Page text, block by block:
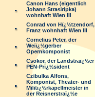
Canon Hans (eigentlich
Johann Strasiripka)
wohnhaft Wien III
Conrad von Hï¿½tzendorf,
Franz wohnhaft Wien III
Cornelius Peter, der
Weiï¿½gerber
Opernkomponist
Csokor, der Landstraï¿½er
PEN-Prï¿½sident
Czibulka Alfons,
Komponist, Theater- und
Militï¿½rkapellmeister in
der Reisnerstraï¿½e